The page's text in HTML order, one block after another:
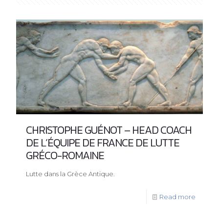
CHRISTOPHE GUÉNOT – HEAD COACH
DE L’ÉQUIPE DE FRANCE DE LUTTE
GRÉCO-ROMAINE
Lutte dans la Grèce Antique.
Read more